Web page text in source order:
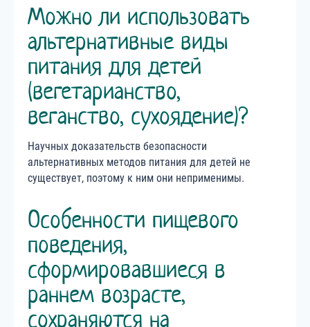
Можно ли использовать
альтернативные виды
питания для детей
(вегетарианство,
веганство, сухоядение)?
Научных доказательств безопасности
альтернативных методов питания для детей не
существует, поэтому к ним они неприменимы.
Особенности пищевого
поведения,
сформировавшиеся в
раннем возрасте,
сохраняются на